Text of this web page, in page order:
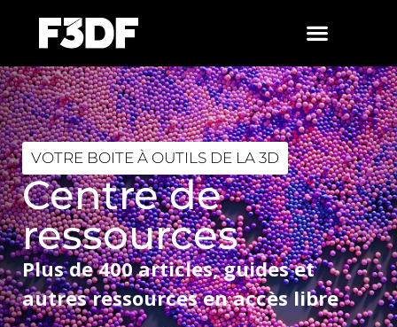
VOTRE BOITE À OUTILS DE LA 3D
Centre de
ressources
Plus de 400 articles, guides et
autres ressources en accès libre